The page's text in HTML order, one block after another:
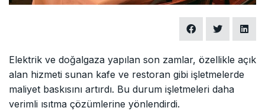
Elektrik ve doğalgaza yapılan son zamlar, özellikle açık
alan hizmeti sunan kafe ve restoran gibi işletmelerde
maliyet baskısını artırdı. Bu durum işletmeleri daha
verimli ısıtma çözümlerine yönlendirdi.